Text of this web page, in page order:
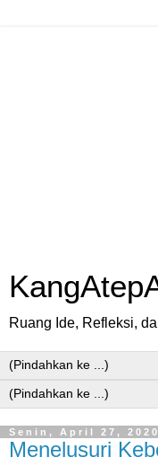
Ruang Ide, Refleksi,
Senin, April 27, 2020
Menelusuri